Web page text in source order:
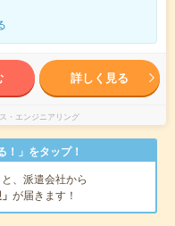
詳しく見る
・エンジニアリング
」をタップ！
、派遣会社から
が届きます！